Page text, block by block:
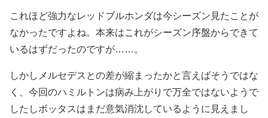
これほど強力なレッドブルホンダは今シーズン見たことが
なかったですよね。本来はこれがシーズン序盤からできて
いるはずだったのですが……。
しかしメルセデスとの差が縮まったかと言えばそうではな
く、今回のハミルトンは病み上がりで万全ではないようで
したしボッタスはまだ意気消沈しているように見えまし